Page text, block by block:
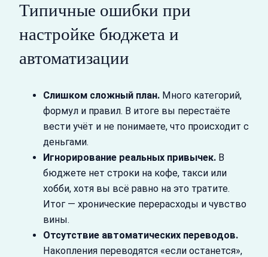
Типичные ошибки при
настройке бюджета и
автоматизации
Слишком сложный план. Много категорий,
формул и правил. В итоге вы перестаёте
вести учёт и не понимаете, что происходит с
деньгами.
Игнорирование реальных привычек. В
бюджете нет строки на кофе, такси или
хобби, хотя вы всё равно на это тратите.
Итог — хронические перерасходы и чувство
вины.
Отсутствие автоматических переводов.
Накопления переводятся «если останется»,